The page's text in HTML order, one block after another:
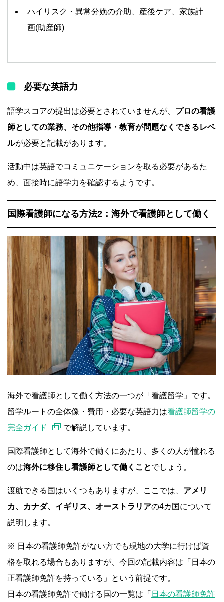
ハイリスク・異常分娩の介助、産後ケア、家族計
画(助産師)
必要な英語力
語学スコアの提出は必要とされていませんが、 プロの看護
師としての業務、その他指導・教育が問題なくできるレベ
ルが必要と記載があります。
活動中は英語でコミュニケーションを取る必要があるた
め、面接時に語学力を確認するようです。
国際看護師になる方法2：海外で看護師として働く
海外で看護師として働く方法の一つが「看護留学」です。
留学ルートの全体像・費用・必要な英語力は看護師留学の
完全ガイド
で解説しています。
国際看護師として海外で働くにあたり、多くの人が憧れる
のは海外に移住し看護師として働くことでしょう。
渡航できる国はいくつもありますが、ここでは、 アメリ
カ、カナダ、イギリス、オーストラリアの4カ国について
説明します。
※ 日本の看護師免許がない方でも現地の大学に行けば資
格を取れる場合もありますが、今回の記載内容は「日本の
正看護師免許を持っている」という前提です。
日本の看護師免許で働ける国の一覧は「 日本の看護師免許